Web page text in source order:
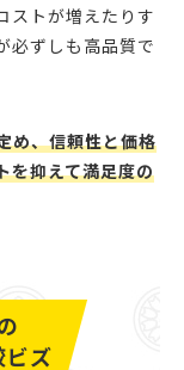
ストが増えたりす
必ずしも高品質で
め、信頼性と価格
を抑えて満足度の
ビズ